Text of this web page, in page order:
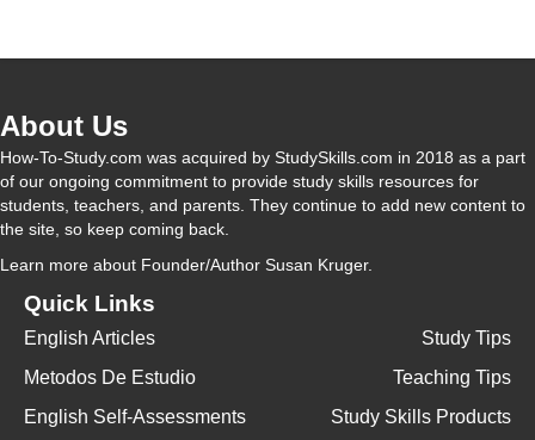
About Us
How-To-Study.com was acquired by StudySkills.com in 2018 as a part
of our ongoing commitment to provide study skills resources for
students, teachers, and parents. They continue to add new content to
the site, so keep coming back.
Learn more about Founder/Author Susan Kruger.
Quick Links
English Articles
Metodos De Estudio
English Self-Assessments
Study Tips
Teaching Tips
Study Skills Products